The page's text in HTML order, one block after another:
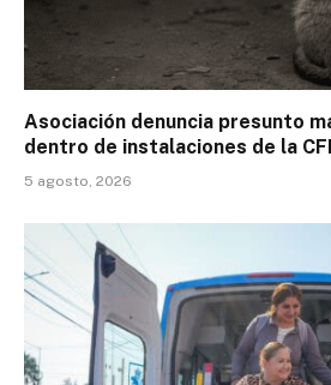
Asociación denuncia presunto
dentro de instalaciones de la
5 agosto, 2026